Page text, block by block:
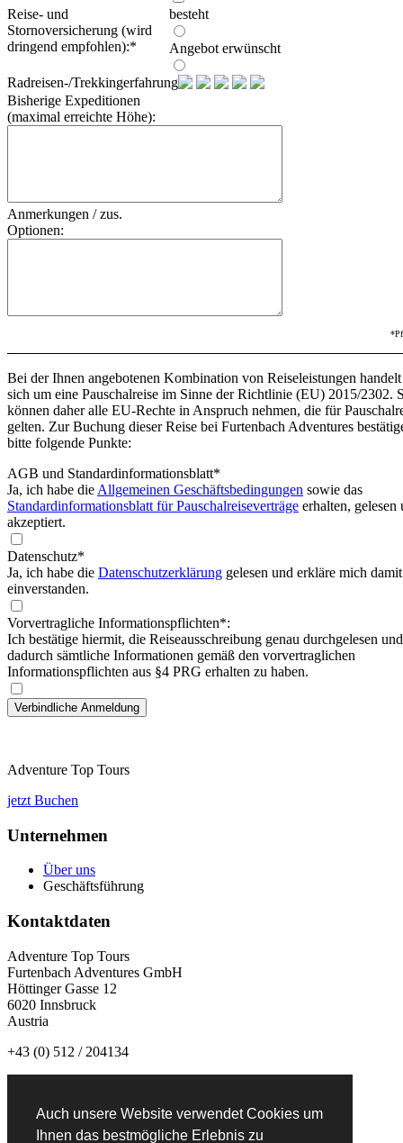
Auch unsere Website verwendet Cookies um
Ihnen das bestmögliche Erlebnis zu
Reise- und
Stornoversicherung (wird
dringend empfohlen):*
besteht
Angebot erwünscht
Radreisen-/Trekkingerfahrung:
Bisherige Expeditionen
(maximal erreichte Höhe):
Anmerkungen / zus.
Optionen:
Bei der Ihnen angebotenen Kombination von Reiseleistungen handelt
sich um eine Pauschalreise im Sinne der Richtlinie (EU) 2015/2302.
können daher alle EU-Rechte in Anspruch nehmen, die für
gelten. Zur Buchung dieser Reise bei Furtenbach Adventures
bitte folgende Punkte:
AGB und Standardinformationsblatt*
Ja, ich habe die Allgemeinen Geschäftsbedingungen sowie das
Standardinformationsblatt für Pauschalreiseverträge erhalten, gelesen
akzeptiert.
Datenschutz*
Ja, ich habe die Datenschutzerklärung gelesen und erkläre mich damit
einverstanden.
Vorvertragliche Informationspflichten*:
Ich bestätige hiermit, die Reiseausschreibung genau durchgelesen und
dadurch sämtliche Informationen gemäß den vorvertraglichen
Informationspflichten aus §4 PRG erhalten zu haben.
Adventure Top Tours
jetzt Buchen
Unternehmen
Über uns
Geschäftsführung
Kontaktdaten
Adventure Top Tours
Furtenbach Adventures GmbH
Höttinger Gasse 12
6020 Innsbruck
Austria
+43 (0) 512 / 204134
Newsletteranmeldung: